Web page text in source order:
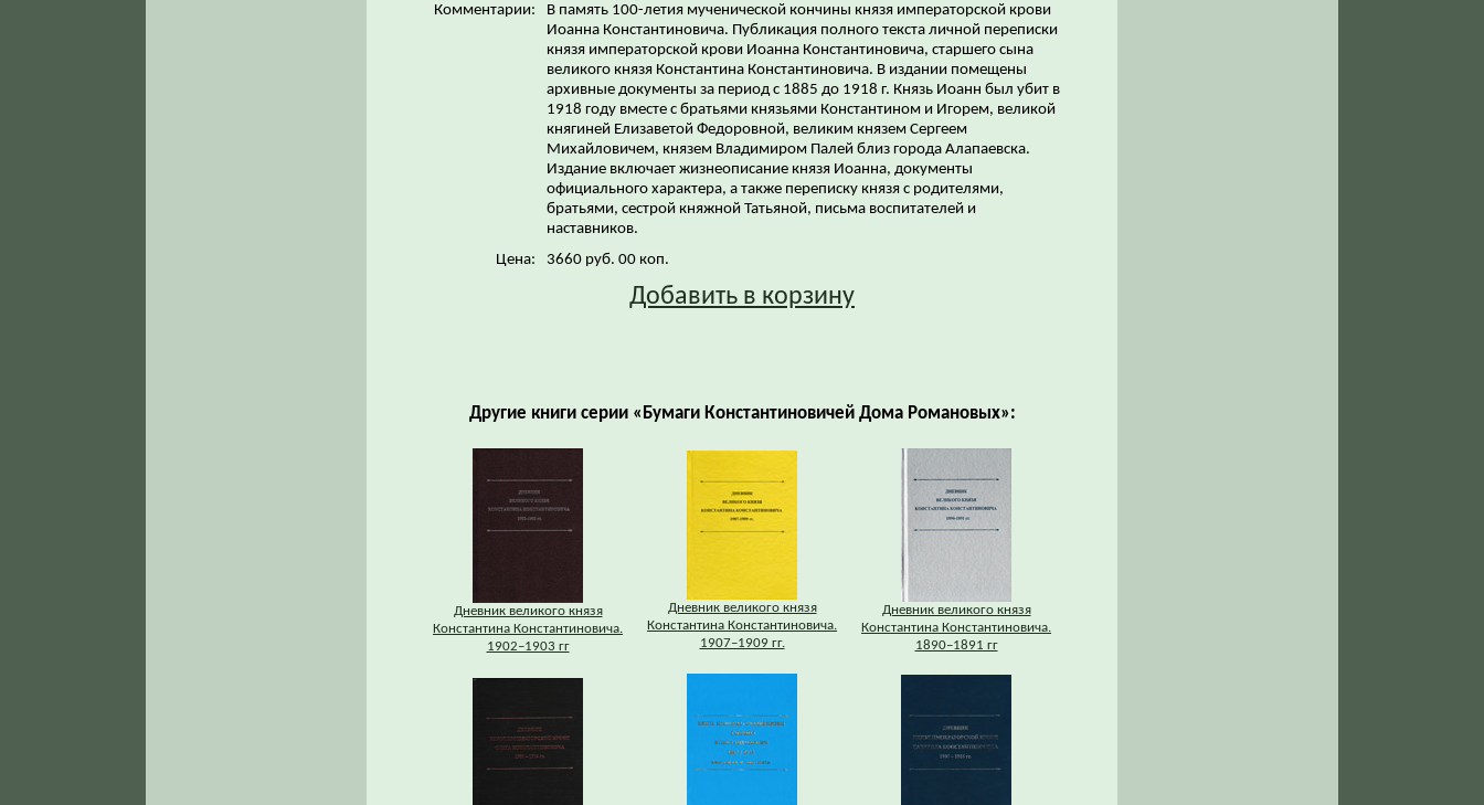
Комментарии:
В память 100-летия мученической кончины князя императорской крови
Иоанна Константиновича. Публикация полного текста личной переписки
князя императорской крови Иоанна Константиновича, старшего сына
великого князя Константина Константиновича. В издании помещены
архивные документы за период с 1885 до 1918 г. Князь Иоанн был убит в
1918 году вместе с братьями князьями Константином и Игорем, великой
княгиней Елизаветой Федоровной, великим князем Сергеем
Михайловичем, князем Владимиром Палей близ города Алапаевска.
Издание включает жизнеописание князя Иоанна, документы
официального характера, а также переписку князя с родителями,
братьями, сестрой княжной Татьяной, письма воспитателей и
наставников.
Цена:
3660 руб. 00 коп.
Добавить в корзину
Другие книги серии «Бумаги Константиновичей Дома Романовых»:
Дневник великого князя
Константина Константиновича.
1902–1903 гг
Дневник великого князя
Константина Константиновича.
1907–1909 гг.
Дневник великого князя
Константина Константиновича.
1890–1891 гг